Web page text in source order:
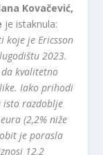
Kovačević,
je istaknula:
koje je Ericsson
2023.
kvalitetno
Iako prihodi
isto razdoblje
(2,2% niže
je porasla
12,2